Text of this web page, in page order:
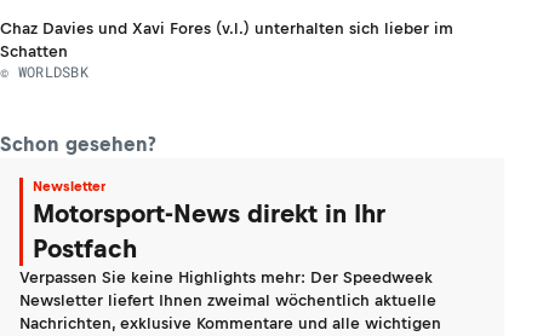
Chaz Davies und Xavi Fores (v.l.) unterhalten sich lieber im
Schatten
© WORLDSBK
Schon gesehen?
Newsletter
Motorsport-News direkt in Ihr
Postfach
Verpassen Sie keine Highlights mehr: Der Speedweek
Newsletter liefert Ihnen zweimal wöchentlich aktuelle
Nachrichten, exklusive Kommentare und alle wichtigen